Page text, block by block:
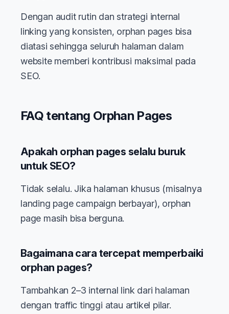
Dengan audit rutin dan strategi internal
linking yang konsisten, orphan pages bisa
diatasi sehingga seluruh halaman dalam
website memberi kontribusi maksimal pada
SEO.
FAQ tentang Orphan Pages
Apakah orphan pages selalu buruk
untuk SEO?
Tidak selalu. Jika halaman khusus (misalnya
landing page campaign berbayar), orphan
page masih bisa berguna.
Bagaimana cara tercepat memperbaiki
orphan pages?
Tambahkan 2–3 internal link dari halaman
dengan traffic tinggi atau artikel pilar.